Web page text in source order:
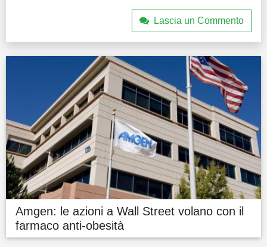
Lascia un Commento
Amgen: le azioni a Wall Street volano con il
farmaco anti-obesità